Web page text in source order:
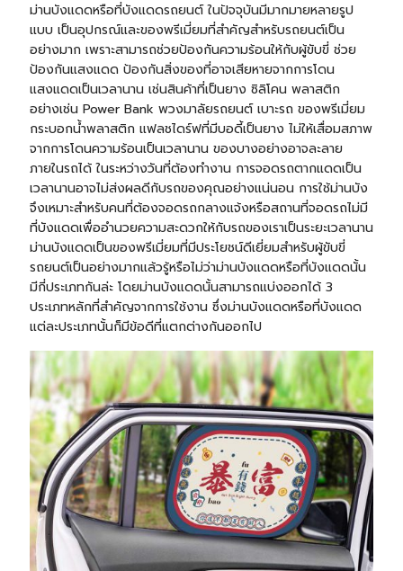
ม่านบังแดดหรือที่บังแดดรถยนต์ ในปัจจุบันมีมากมายหลายรูป
แบบ เป็นอุปกรณ์และของพรีเมี่ยมที่สำคัญสำหรับรถยนต์เป็น
อย่างมาก เพราะสามารถช่วยป้องกันความร้อนให้กับผู้ขับขี่ ช่วย
ป้องกันแสงแดด ป้องกันสิ่งของที่อาจเสียหายจากการโดน
แสงแดดเป็นเวลานาน เช่นสินค้าที่เป็นยาง ซิลิโคน พลาสติก
อย่างเช่น Power Bank พวงมาลัยรถยนต์ เบาะรถ ของพรีเมี่ยม
กระบอกน้ำพลาสติก แฟลชไดร์ฟที่มีบอดี้เป็นยาง ไม่ให้เสื่อมสภาพ
จากการโดนความร้อนเป็นเวลานาน ของบางอย่างอาจละลาย
ภายในรถได้ ในระหว่างวันที่ต้องทำงาน การจอดรถตากแดดเป็น
เวลานานอาจไม่ส่งผลดีกับรถของคุณอย่างแน่นอน การใช้ม่านบัง
จึงเหมาะสำหรับคนที่ต้องจอดรถกลางแจ้งหรือสถานที่จอดรถไม่มี
ที่บังแดดเพื่ออำนวยความสะดวกให้กับรถของเราเป็นระยะเวลานาน
ม่านบังแดดเป็นของพรีเมี่ยมที่มีประโยชน์ดีเยี่ยมสำหรับผู้ขับขี่
รถยนต์เป็นอย่างมากแล้วรู้หรือไม่ว่าม่านบังแดดหรือที่บังแดดนั้น
มีกี่ประเภทกันล่ะ โดยม่านบังแดดนั้นสามารถแบ่งออกได้ 3
ประเภทหลักที่สำคัญจากการใช้งาน ซึ่งม่านบังแดดหรือที่บังแดด
แต่ละประเภทนั้นก็มีข้อดีที่แตกต่างกันออกไป